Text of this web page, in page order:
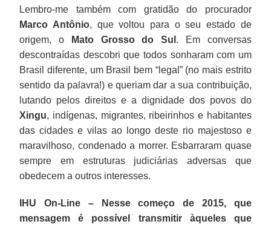
Lembro-me também com gratidão do procurador
Marco Antônio, que voltou para o seu estado de
origem, o
Mato Grosso do Sul . Em conversas
descontraídas descobri que todos sonharam com um
Brasil diferente, um Brasil bem “legal” (no mais estrito
sentido da palavra!) e queriam dar a sua contribuição,
lutando pelos direitos e a dignidade dos povos do
Xingu, indígenas, migrantes, ribeirinhos e habitantes
das cidades e vilas ao longo deste rio majestoso e
maravilhoso, condenado a morrer. Esbarraram quase
sempre em estruturas judiciárias adversas que
obedecem a outros interesses.
IHU On-Line – Nesse começo de 2015, que
mensagem é possível transmitir àqueles que